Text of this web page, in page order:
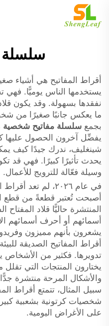
سلسلة
أقراط المفاتيح هي أشياء
يستخدمها الناس يوميًّا. فهي
نفقدها بسهولة. وقد يكون قلاد
ما يعكس جانبًا صغيرًا من
بجمع سلسلة مفاتيح شخصية
يفضِّل آخرون الحصول عليها
شينغليف، ندرك جيدًا كيف
يحدث تأثيرًا كبيرًا. فهي قد
وسيلة فعّالة للترويج للأعمال.
في عام ٢٠٢٦، لم
أصبحت تُعتبر قطعةً من قطع
المنتشرة حاليًّا قلاد
أسمائهم أو أحرف أسمائهم
يشعرون بأنهم مميزون وفريدو
أقراط المفاتيح الصديقة
تدويرها. فكثير من الأشخاص
يختارون المنتجات التي تقلل
والأشكال المرحة منتشرة
سبيل المثال، تتمتع أقراط
شخصيات كرتونية بشعبية
على الأغراض اليومية.